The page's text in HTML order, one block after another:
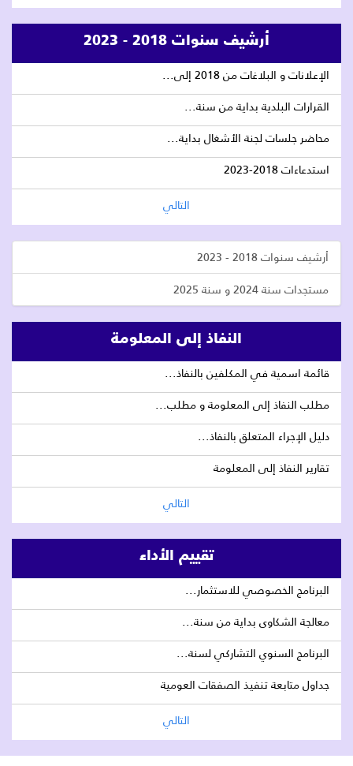
أرشيف سنوات 2018 - 2023
الإعلانات و البلاغات من 2018 إلى...
القرارات البلدية بداية من سنة...
محاضر جلسات لجنة الأشغال بداية...
استدعاءات 2018-2023
التالي
أرشيف سنوات 2018 - 2023
مستجدات سنة 2024 و سنة 2025
النفاذ إلى المعلومة
قائمة اسمية في المكلفين بالنفاذ...
مطلب النفاذ إلى المعلومة و مطلب...
دليل الإجراء المتعلق بالنفاذ...
تقارير النفاذ إلى المعلومة
التالي
تقييم الأداء
البرنامج الخصوصي للاستثمار...
معالجة الشكاوى بداية من سنة...
البرنامج السنوي التشاركي لسنة...
جداول متابعة تنفيذ الصفقات العومية
التالي